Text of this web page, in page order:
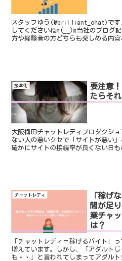
スタッフゆう(@brilliant_chat)です
してくださいねm(__)m当社のブログ
方や経験者の方どちらも楽しめる内
接客術
要注意
たらそ
大阪梅田チャットレディプロダク
ない人の悪いクセで「サイトが悪い」
確かにサイトの接続率が良くない日
チャットレディ
「稼げ
間が足
業チャ
は？
「チャットレディ＝稼げるバイト」
増えています。しかし、「アダルト
も・・」と言われてしまってアダル